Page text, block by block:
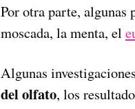
Por otra parte, algunas
moscada, la menta, el
Algunas
del olfato, los